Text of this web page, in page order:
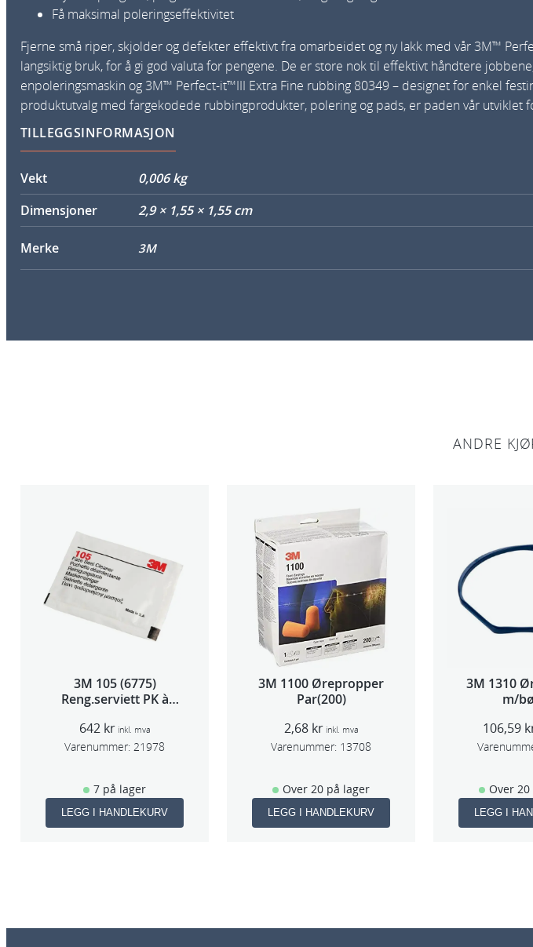
O
r
)
Få maksimal poleringseffektivitet
Fjerne små riper, skjolder og defekter effektivt fra omarbeidet og ny lakk med vår 3M™
langsiktig bruk, for å gi god valuta for pengene. De er store nok til effektivt håndtere
enpoleringsmaskin og 3M™ Perfect-it™III Extra Fine rubbing 80349 – designet for enkel
produktutvalg med fargekodede rubbingprodukter, polering og pads, er paden vår
TILLEGGSINFORMASJON
Vekt
0,006 kg
Dimensjoner
2,9 × 1,55 × 1,55 cm
Merke 3M
ANDRE
3M 105 (6775)
Reng.serviett PK à
642 kr inkl. mva
Varenummer: 21978
7 på lager
LEGG I HANDLEKURV
3M 1100 Ørepropper
Par(200)
2,68 kr inkl. mva
Varenummer: 13708
Over 20 på lager
LEGG I HANDLEKURV
3M 1310
m/
106,59
Over
LEGG I